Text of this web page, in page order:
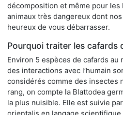
décomposition et même pour les
animaux très dangereux dont
heureux de vous débarrasser.
Pourquoi traiter les cafards
Environ 5 espèces de cafards au
des interactions avec l’humain
considérés comme des insectes
rang, on compte la Blattodea
la plus nuisible. Elle est suivie